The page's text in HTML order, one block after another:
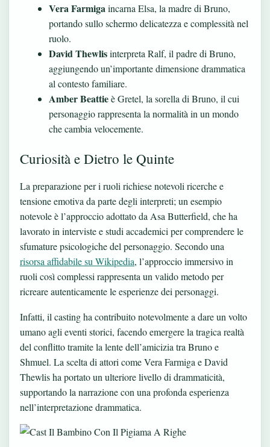
Vera Farmigaincarna Elsa, la madre di Bruno,
portando sullo schermo delicatezza e complessità nel
ruolo.
David Thewlisinterpreta Ralf, il padre di Bruno,
aggiungendo un’importante dimensione drammatica
al contesto familiare.
Amber Beattieè Gretel, la sorella di Bruno, il cui
personaggio rappresenta la normalità in un mondo
che cambia velocemente.
Curiosità e Dietro le Quinte
La preparazione per i ruoli richiese notevoli ricerche e
tensione emotiva da parte degli interpreti; un esempio
notevole è l’approccio adottato da Asa Butterfield, che ha
lavorato in interviste e studi accademici per comprendere le
sfumature psicologiche del personaggio. Secondo una
risorsa affidabile su Wikipedia, l’approccio immersivo in
ruoli così complessi rappresenta un valido metodo per
ricreare autenticamente le esperienze dei personaggi.
Infatti, il casting ha contribuito notevolmente a dare un volto
umano agli eventi storici, facendo emergere la tragica realtà
del conflitto tramite la lente dell’amicizia tra Bruno e
Shmuel. La scelta di attori come Vera Farmiga e David
Thewlis ha portato un ulteriore livello di drammaticità,
supportando la narrazione con una profonda esperienza
nell’interpretazione drammatica.